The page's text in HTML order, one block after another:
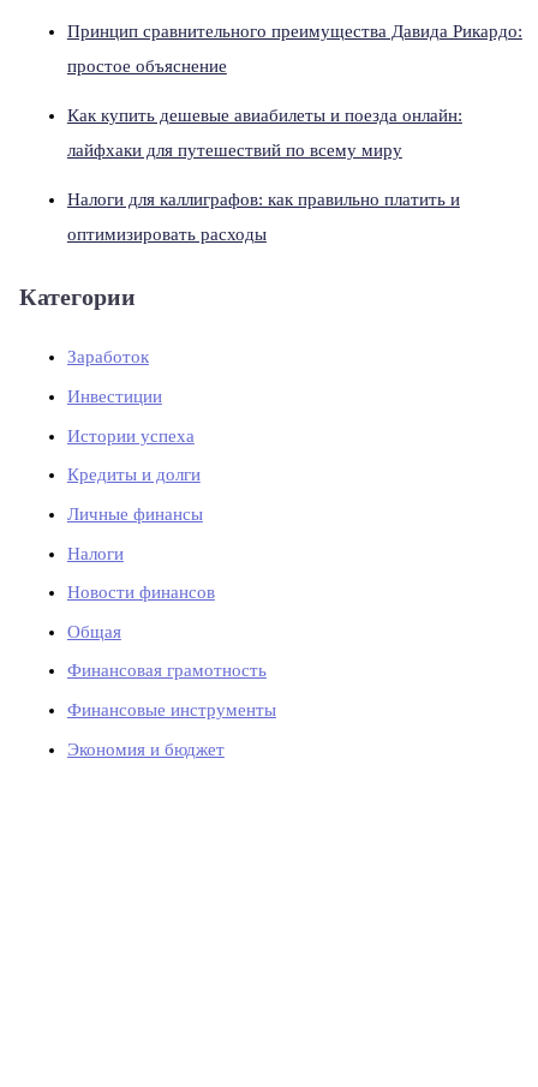
Принцип сравнительного преимущества Давида Рикардо:
простое объяснение
Как купить дешевые авиабилеты и поезда онлайн:
лайфхаки для путешествий по всему миру
Налоги для каллиграфов: как правильно платить и
оптимизировать расходы
Категории
Заработок
Инвестиции
Истории успеха
Кредиты и долги
Личные финансы
Налоги
Новости финансов
Общая
Финансовая грамотность
Финансовые инструменты
Экономия и бюджет